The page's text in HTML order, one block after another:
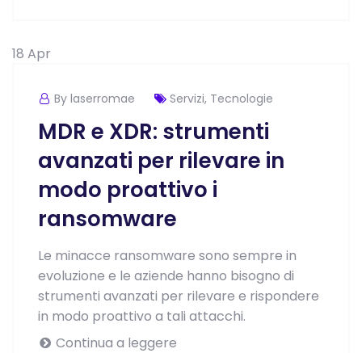
18 Apr
By laserromae Servizi, Tecnologie
MDR e XDR: strumenti
avanzati per rilevare in
modo proattivo i
ransomware
Le minacce ransomware sono sempre in
evoluzione e le aziende hanno bisogno di
strumenti avanzati per rilevare e rispondere
in modo proattivo a tali attacchi.
Continua a leggere